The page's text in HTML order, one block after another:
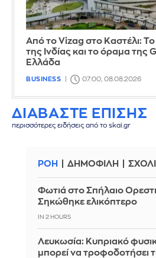
Από το Vizag στο Καστέλι:
της Ινδίας και το όραμα της
Ελλάδα
BUSINESS 07:00, 08.08.2026
ΔΙΑΒΑΣΤΕ ΕΠΙΣΗΣ
περισσότερες ειδήσεις από το skai.gr
ΡΟΗ ΔΗΜΟΦΙΛΗ
Φωτιά στο Σπήλαιο
Σηκώθηκε ελικόπτερο
IN 2 HOURS
Λευκωσία: Κυπριακό
μπορεί να τροφοδοτήσει